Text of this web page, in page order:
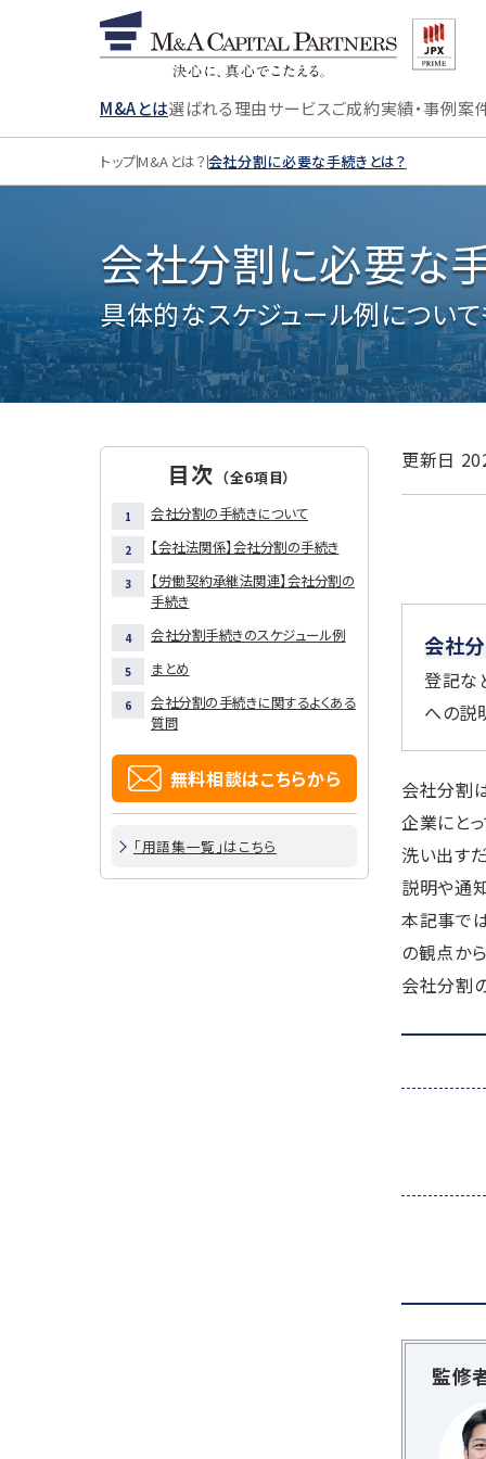
M&Aとは選ばれる理由サービスご成約実績・事例案
トップM&Aとは？会社分割に必要な手続きとは？
会社分割に必要な
具体的なスケジュール例につい
目次 （全6項目）
会社分割の手続きについて
【会社法関係】会社分割の手続き
【労働契約承継法関連】会社分割の
手続き
会社分割手続きのスケジュール例
まとめ
会社分割の手続きに関するよくある
質問
無料相談はこちらから
「用語集一覧」はこちら
更新日
会社
登記な
への説
会社分割
企業にと
洗い出す
説明や通
本記事では
の観点か
会社分割
監修